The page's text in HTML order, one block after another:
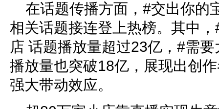
在话题传播方面，#交出你的
相关话题接连登上热榜。其中
店 话题播放量超过23亿，#需
播放量也突破18亿，展现出创
强大带动效应。